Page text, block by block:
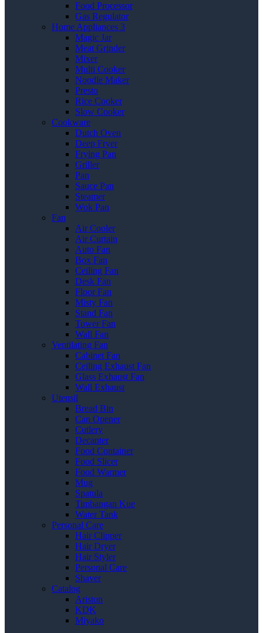
Food Processor
Gas Regulator
Home Appliances 3
Magic Jar
Meat Grinder
Mixer
Multi Cooker
Noodle Maker
Presto
Rice Cooker
Slow Cooker
Cookware
Dutch Oven
Deep Fryer
Frying Pan
Griller
Pan
Sauce Pan
Steamer
Wok Pan
Fan
Air Cooler
Air Curtain
Auto Fan
Box Fan
Ceiling Fan
Desk Fan
Floor Fan
Misty Fan
Stand Fan
Tower Fan
Wall Fan
Ventilating Fan
Cabinet Fan
Ceiling Exhaust Fan
Glass Exhaust Fan
Wall Exhaust
Utensil
Bread Bin
Can Opener
Cutlery
Decanter
Food Container
Food Slicer
Food Warmer
Mug
Spatula
Timbangan Kue
Water Tank
Personal Care
Hair Clipper
Hair Dryer
Hair Styler
Personal Care
Shaver
Catalog
Ariston
KDK
Miyako